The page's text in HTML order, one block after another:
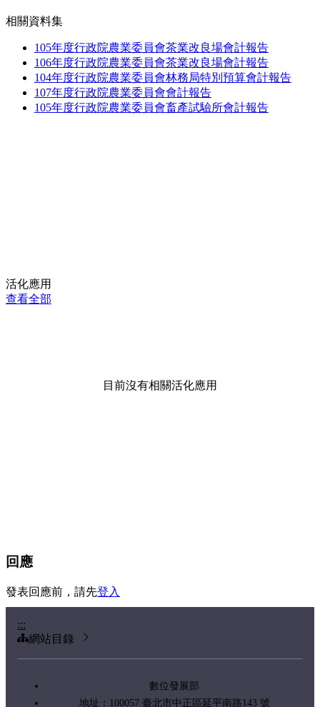
相關資料集
105年度行政院農業委員會茶業改良場會計報告
106年度行政院農業委員會茶業改良場會計報告
104年度行政院農業委員會林務局特別預算會計報告
107年度行政院農業委員會會計報告
105年度行政院農業委員會畜產試驗所會計報告
活化應用
查看全部
目前沒有相關活化應用
回應
發表回應前，請先登入
:::
網站目錄
數位發展部
地址：100057 臺北市中正區延平南路143 號